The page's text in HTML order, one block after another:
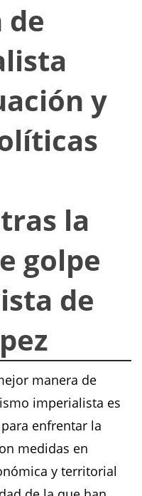
de
y
la
golpe
de
manera de
imperialista es
enfrentar la
medidas en
y territorial